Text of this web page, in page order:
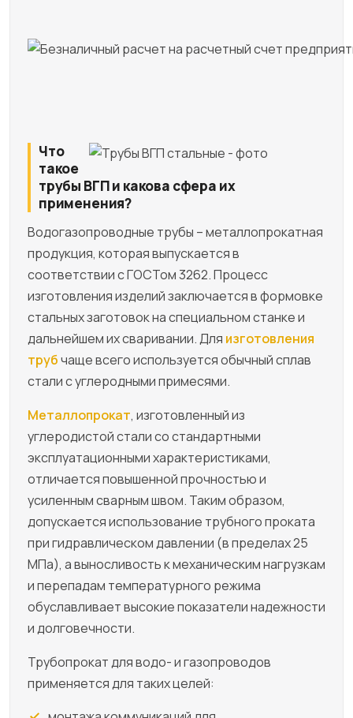
Что
такое
трубы ВГП и какова сфера их
применения?
Водогазопроводные трубы – металлопрокатная
продукция, которая выпускается в
соответствии с ГОСТом 3262. Процесс
изготовления изделий заключается в формовке
стальных заготовок на специальном станке и
дальнейшем их сваривании. Для изготовления
трубчаще всего используется обычный сплав
стали с углеродными примесями.
Металлопрокат, изготовленный из
углеродистой стали со стандартными
эксплуатационными характеристиками,
отличается повышенной прочностью и
усиленным сварным швом. Таким образом,
допускается использование трубного проката
при гидравлическом давлении (в пределах 25
МПа), а выносливость к механическим нагрузкам
и перепадам температурного режима
обуславливает высокие показатели надежности
и долговечности.
Трубопрокат для водо- и газопроводов
применяется для таких целей: